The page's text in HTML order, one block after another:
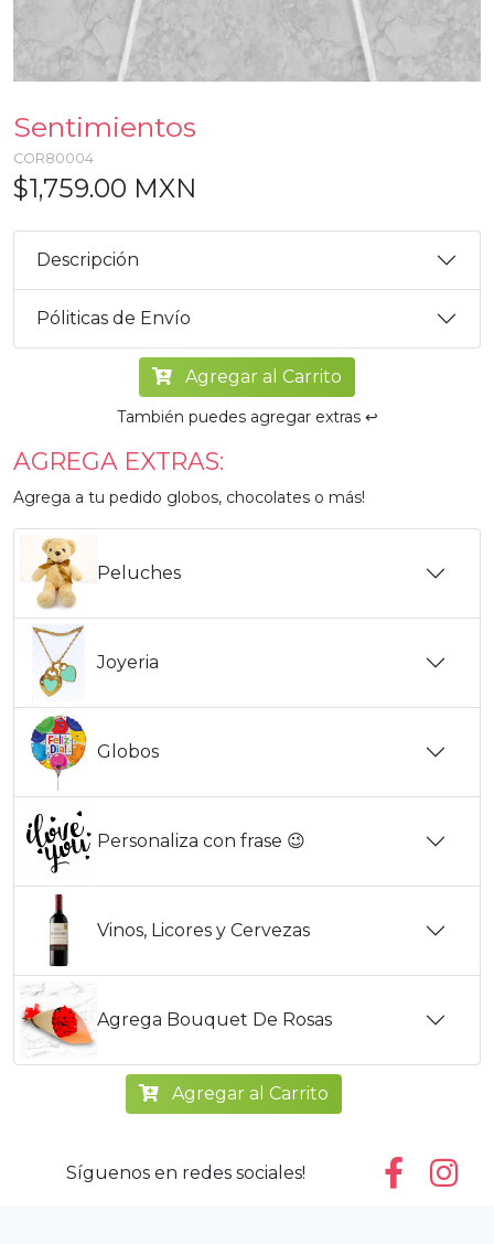
Sentimientos
COR80004
$1,759.00 MXN
Descripción
Póliticas de Envío
Agregar al Carrito
También puedes agregar extras ↩️
AGREGA EXTRAS:
Agrega a tu pedido globos, chocolates o más!
Peluches
Joyeria
Globos
Personaliza con frase 😉
Vinos, Licores y Cervezas
Agrega Bouquet De Rosas
Agregar al Carrito
Síguenos en redes sociales!